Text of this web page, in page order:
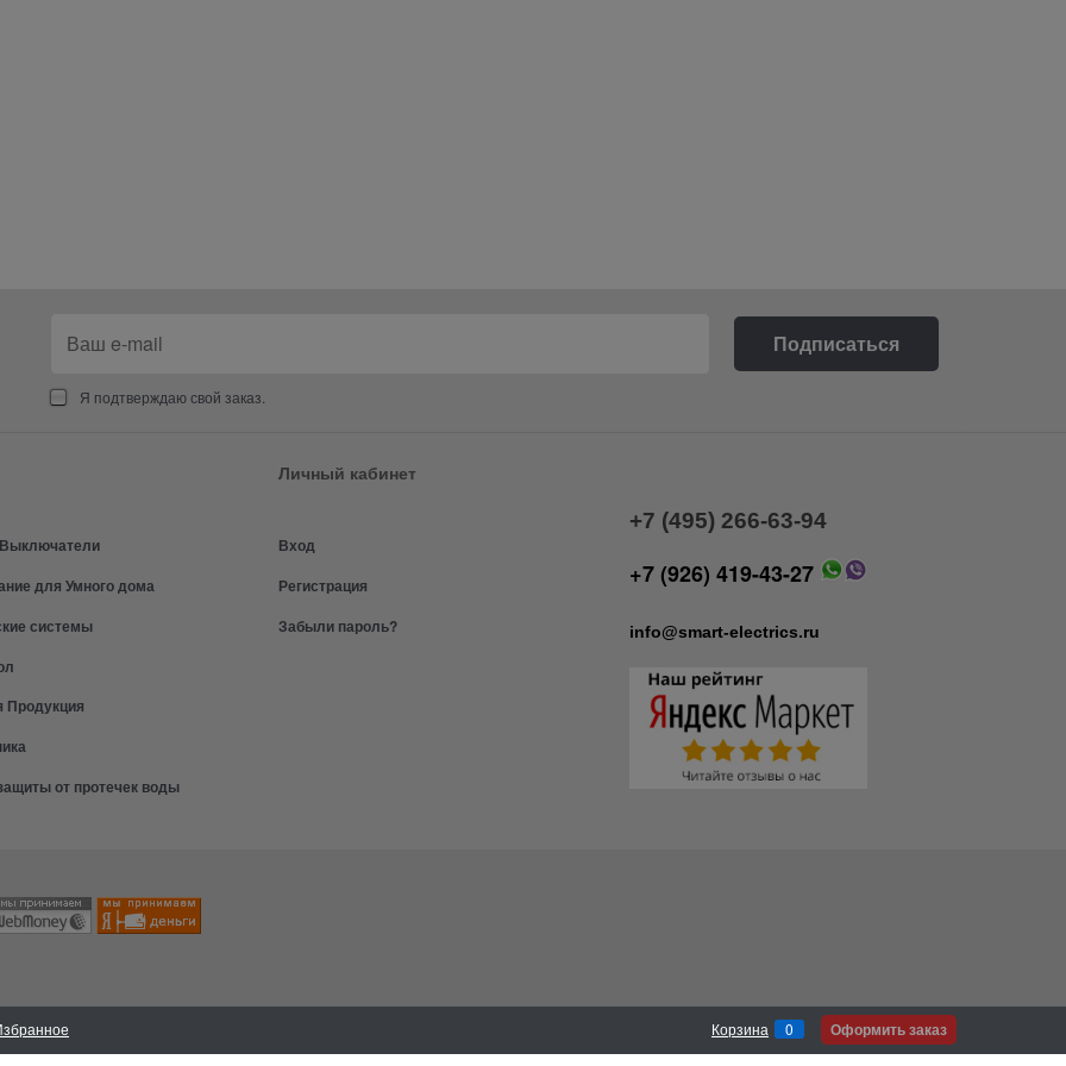
Я подтверждаю свой заказ.
Выключатели
для Умного дома
системы
Продукция
от протечек воды
Личный кабинет
Вход
Регистрация
Забыли пароль?
+7 (495) 266-63-94
+7 (926) 419-43-27
info@smart-electrics.ru
Корзина 0 Оформить заказ